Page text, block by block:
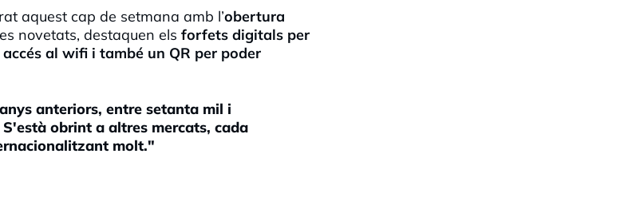
aquest cap de setmana amb l’obertura
novetats, destaquen els forfets digitals per
accés al wifi i també un QR per poder
anteriors, entre setanta mil i
obrint a altres mercats, cada
molt."